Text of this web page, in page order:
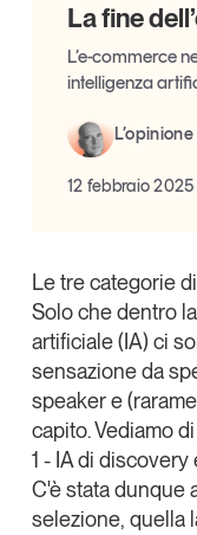
Un anno di
Tendenze
Leggi il magazine
La fine
L’e-commerce
intelligenza
12 febbraio 2025
Le tre categorie
Solo che dentro
artificiale (IA) ci
sensazione da
speaker e
capito. Vediamo
1 - IA di
C'è stata dunque
selezione, quella